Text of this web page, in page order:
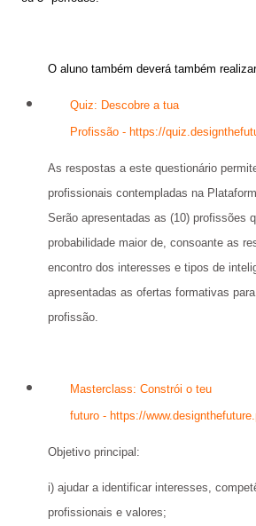
O aluno também deverá também
Quiz: Descobre a tua
Profissão - https://
As respostas a este questionário
profissionais contempladas na
Serão apresentadas as (10) profissões
probabilidade maior de, consoante as
encontro dos interesses e tipos de
apresentadas as ofertas formativas
profissão.
Masterclass: Constrói o teu
futuro - https://
Objetivo principal:
i) ajudar a identificar interesses,
profissionais e valores;